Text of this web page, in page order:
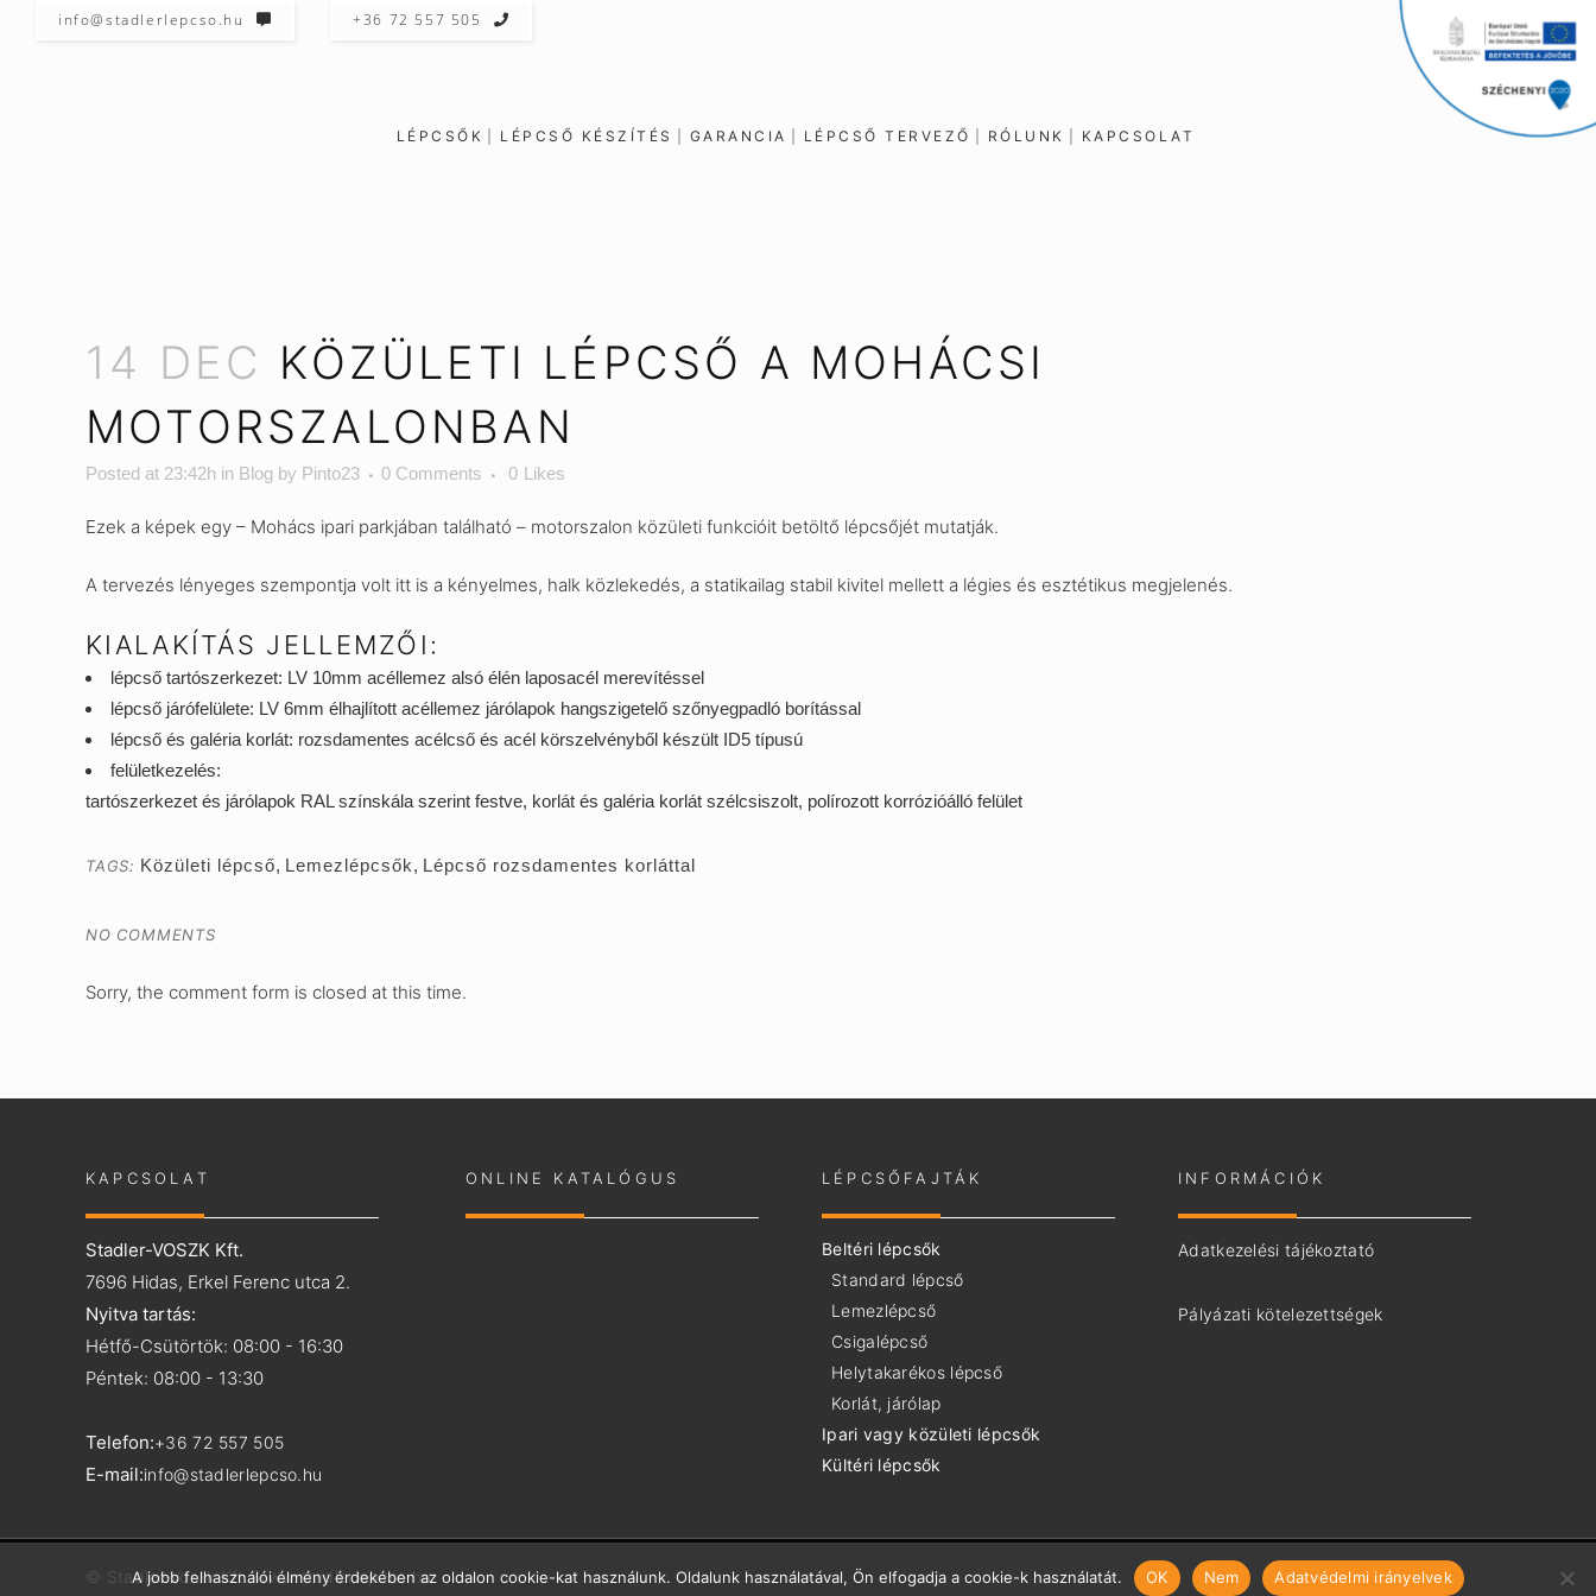
info@stadlerlepcso.hu +36 72 557 505
LÉPCSŐK LÉPCSŐ KÉSZÍTÉS GARANCIA LÉPCSŐ TERVEZŐ RÓLUNK KAPCSOLAT
14 DEC KÖZÜLETI LÉPCSŐ A MOHÁCSI
MOTORSZALONBAN
Posted at 23:42h in Blog by Pinto23 0 Comments 0 Likes
Ezek a képek egy – Mohács ipari parkjában található – motorszalon közületi funkcióit betöltő lépcsőjét mutatják.
A tervezés lényeges szempontja volt itt is a kényelmes, halk közlekedés, a statikailag stabil kivitel mellett a légies és esztétikus megjelenés.
KIALAKÍTÁS JELLEMZŐI:
lépcső tartószerkezet: LV 10mm acéllemez alsó élén laposacél merevítéssel
lépcső járófelülete: LV 6mm élhajlított acéllemez járólapok hangszigetelő szőnyegpadló borítással
lépcső és galéria korlát: rozsdamentes acélcső és acél körszelvényből készült ID5 típusú
felületkezelés:
tartószerkezet és járólapok RAL színskála szerint festve, korlát és galéria korlát szélcsiszolt, polírozott korrózióálló felület
TAGS: Közületi lépcső, Lemezlépcsők, Lépcső rozsdamentes korláttal
NO COMMENTS
Sorry, the comment form is closed at this time.
KAPCSOLAT
Stadler-VOSZK Kft.
7696 Hidas, Erkel Ferenc utca 2.
Nyitva tartás:
Hétfő-Csütörtök: 08:00 - 16:30
Péntek: 08:00 - 13:30
Telefon:+36 72 557 505
E-mail:info@stadlerlepcso.hu
ONLINE KATALÓGUS LÉPCSŐFAJTÁK
Beltéri lépcsők
Standard lépcső
Lemezlépcső
Csigalépcső
Helytakarékos lépcső
Korlát, járólap
Ipari vagy közületi lépcsők
Kültéri lépcsők
INFORMÁCIÓK
Adatkezelési tájékoztató
Pályázati kötelezettségek
© Stadler-Voszk Kft.www.stadlerlepcso.hu
A jobb felhasználói élmény érdekében az oldalon cookie-kat használunk. Oldalunk használatával, Ön elfogadja a cookie-k használatát. OK Nem Adatvédelmi irányelvek